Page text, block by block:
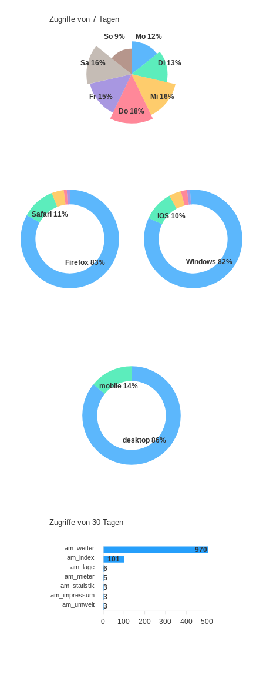
Mo 12%
Di 13%
Mi 16%
Do 18%
Fr 15%
Sa 16%
So 9%
Zugriffe von 7 Tagen
Firefox 83%
Safari 11%
Windows 82%
iOS 10%
desktop 86%
mobile 14%
970
101
6
5
3
3
3
am_wetter
am_index
am_lage
am_mieter
am_statistik
am_impressum
am_umwelt
500
400
300
200
100
0
Zugriffe von 30 Tagen